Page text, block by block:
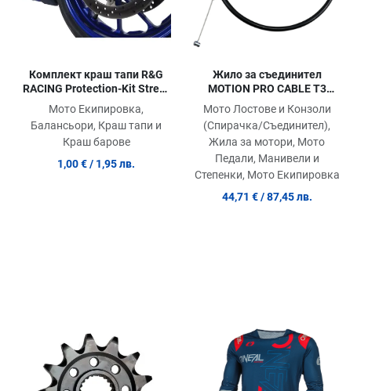
Комплект краш тапи R&G
RACING Protection-Kit Street
Stage 1 Yamaha R7 22-25
Мото Екипировка,
Балансьори, Краш тапи и
Краш барове
1,00 € / 1,95 лв.
Жило за съединител
MOTION PRO CABLE T3
CLUTCH HON CRF 450 RX
Мото Лостове и Конзоли
(Спирачка/Съединител),
Жила за мотори, Мото
Педали, Манивели и
Степенки, Мото Екипировка
44,71 € / 87,45 лв.
Сравни продукт
Quick View
Сравни продукт
Quick View